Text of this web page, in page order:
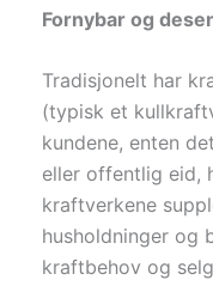
Fornybar og
Tradisjonelt har
(typisk et
kundene, enten
eller offentlig eid,
kraftverkene
husholdninger og
kraftbehov og